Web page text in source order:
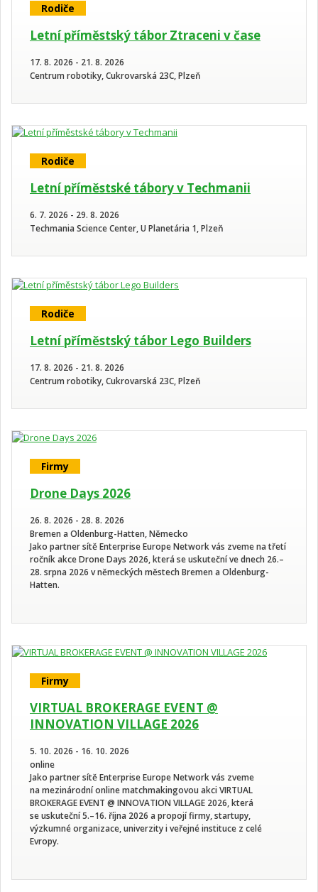
Rodiče
Letní příměstský tábor Ztraceni v čase
17. 8. 2026 - 21. 8. 2026
Centrum robotiky, Cukrovarská 23C, Plzeň
Rodiče
Letní příměstské tábory v Techmanii
6. 7. 2026 - 29. 8. 2026
Techmania Science Center, U Planetária 1, Plzeň
Rodiče
Letní příměstský tábor Lego Builders
17. 8. 2026 - 21. 8. 2026
Centrum robotiky, Cukrovarská 23C, Plzeň
Firmy
Drone Days 2026
26. 8. 2026 - 28. 8. 2026
Bremen a Oldenburg-Hatten, Německo
Jako partner sítě Enterprise Europe Network vás zveme na třetí
ročník akce Drone Days 2026, která se uskuteční ve dnech 26.–
28. srpna 2026 v německých městech Bremen a Oldenburg-
Hatten.
Firmy
VIRTUAL BROKERAGE EVENT @
INNOVATION VILLAGE 2026
5. 10. 2026 - 16. 10. 2026
online
Jako partner sítě Enterprise Europe Network vás zveme
na mezinárodní online matchmakingovou akci VIRTUAL
BROKERAGE EVENT @ INNOVATION VILLAGE 2026, která
se uskuteční 5.–16. října 2026 a propojí firmy, startupy,
výzkumné organizace, univerzity i veřejné instituce z celé
Evropy.